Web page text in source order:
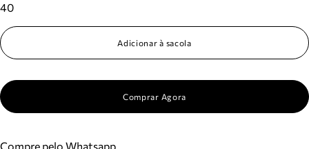
40
Adicionar à sacola
Comprar Agora
Compre pelo Whatsapp